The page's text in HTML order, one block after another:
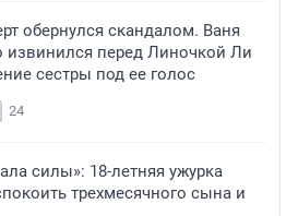
обернулся скандалом. Ваня
извинился перед Линочкой Ли
сестры под ее голос
24
силы»: 18-летняя ужурка
трехмесячного сына и